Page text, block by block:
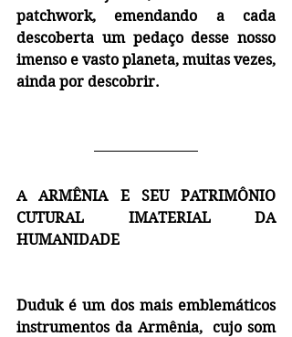
patchwork, emendando a cada
descoberta um pedaço desse nosso
imenso e vasto planeta, muitas vezes,
ainda por descobrir.
A ARMÊNIA E SEU PATRIMÔNIO
CUTURAL IMATERIAL DA
HUMANIDADE
Duduk é um dos mais emblemáticos
instrumentos da Armênia,  cujo som